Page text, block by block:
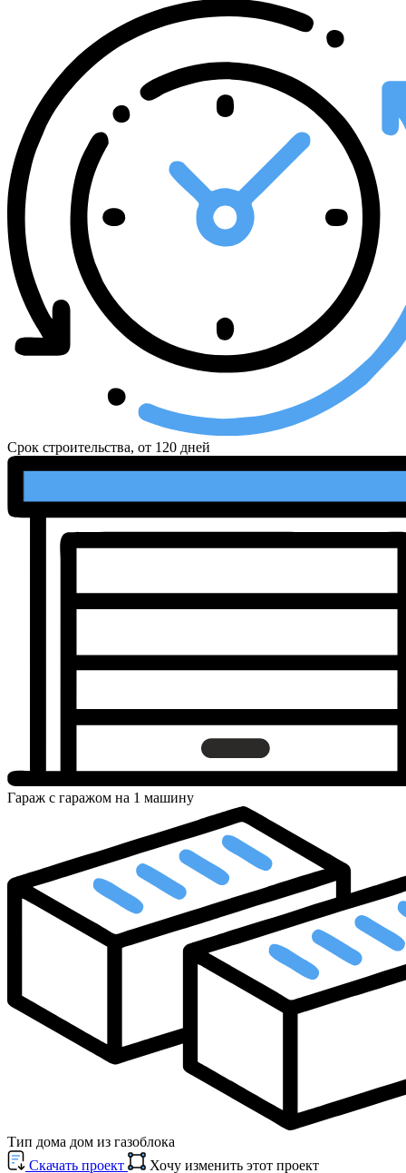
Срок строительства, от 120 дней
Гараж с гаражом на 1 машину
Тип дома дом из газоблока
Cкачать проект
Хочу изменить этот проект